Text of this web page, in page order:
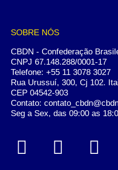
SOBRE NÓS
CBDN - Confederação
CNPJ 67.148.288/0001-17
Telefone: +55 11 3078 3027
Rua Urussuí, 300, Cj 102.
CEP 04542-903
Contato:
Seg a Sex, das 09:00 as